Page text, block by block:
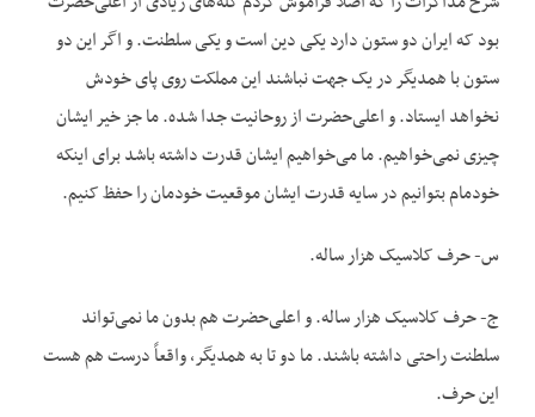
بود که ایران دو ستون دارد یکی دین است و یکی سلطنت. و اگر این دو
ستون با همدیگر در یک جهت نباشند این مملکت روی پای خودش
نخواهد ایستاد. و اعلی‌حضرت از روحانیت جدا شده. ما جز خیر ایشان
چیزی نمی‌خواهیم. ما می‌خواهیم ایشان قدرت داشته باشد برای اینکه
خودمام بتوانیم در سایه قدرت ایشان موقعیت خودمان را حفظ کنیم.
س- حرف کلاسیک هزار ساله.
ج- حرف کلاسیک هزار ساله. و اعلی‌حضرت هم بدون ما نمی‌تواند
سلطنت راحتی داشته باشند. ما دو تا به همدیگر، واقعاً درست هم هست
این حرف.